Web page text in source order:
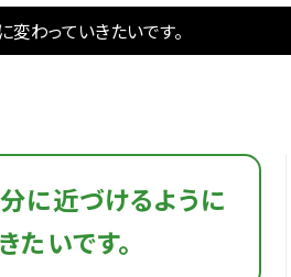
わっていきたいです。
に近づけるように
たいです。